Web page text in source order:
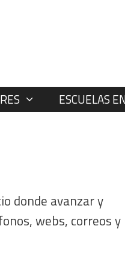
ESCUELAS
donde avanzar y
webs, correos y